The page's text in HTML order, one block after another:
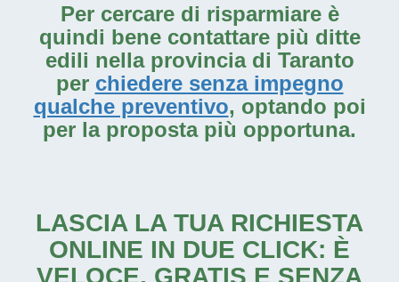
Per cercare di risparmiare è
quindi bene contattare più ditte
edili nella provincia di Taranto
per chiedere senza impegno
qualche preventivo, optando poi
per la proposta più opportuna.
LASCIA LA TUA RICHIESTA
ONLINE IN DUE CLICK: È
VELOCE, GRATIS E SENZA